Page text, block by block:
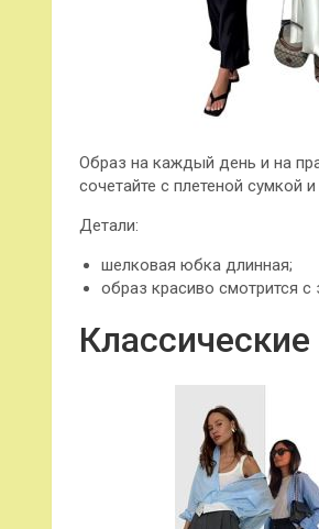
Образ на каждый день и на
сочетайте с плетеной сумкой
Детали:
шелковая юбка длинная;
образ красиво смотрится